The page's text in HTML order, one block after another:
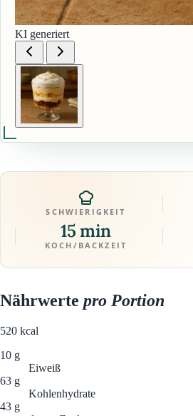
KI generiert
SCHWIERIGKEIT
15 min
KOCH/BACKZEIT
Nährwerte pro Portion
520 kcal
10 g
Eiweiß
63 g
Kohlenhydrate
43 g